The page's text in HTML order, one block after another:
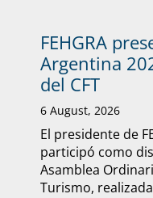
FEHGRA
Argentina
del CFT
6 August, 2026
El presidente de
participó como
Asamblea
Turismo,